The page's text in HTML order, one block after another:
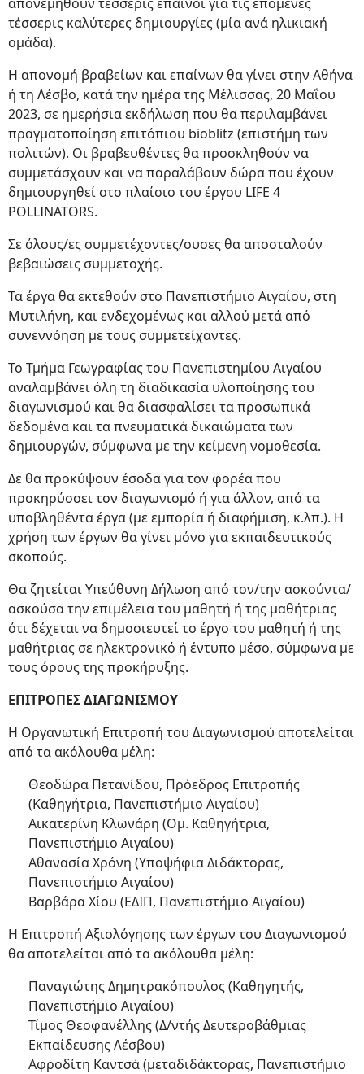
τέσσερις καλύτερες δημιουργίες (μία ανά ηλικιακή
ομάδα).
Η απονομή βραβείων και επαίνων θα γίνει στην Αθήνα
ή τη Λέσβο, κατά την ημέρα της Μέλισσας, 20 Μαΐου
2023, σε ημερήσια εκδήλωση που θα περιλαμβάνει
πραγματοποίηση επιτόπιου bioblitz (επιστήμη των
πολιτών). Οι βραβευθέντες θα προσκληθούν να
συμμετάσχουν και να παραλάβουν δώρα που έχουν
δημιουργηθεί στο πλαίσιο του έργου LIFE 4
POLLINATORS.
Σε όλους/ες συμμετέχοντες/ουσες θα αποσταλούν
βεβαιώσεις συμμετοχής.
Τα έργα θα εκτεθούν στο Πανεπιστήμιο Αιγαίου, στη
Μυτιλήνη, και ενδεχομένως και αλλού μετά από
συνεννόηση με τους συμμετείχαντες.
Το Τμήμα Γεωγραφίας του Πανεπιστημίου Αιγαίου
αναλαμβάνει όλη τη διαδικασία υλοποίησης του
διαγωνισμού και θα διασφαλίσει τα προσωπικά
δεδομένα και τα πνευματικά δικαιώματα των
δημιουργών, σύμφωνα με την κείμενη νομοθεσία.
Δε θα προκύψουν έσοδα για τον φορέα που
προκηρύσσει τον διαγωνισμό ή για άλλον, από τα
υποβληθέντα έργα (με εμπορία ή διαφήμιση, κ.λπ.). Η
χρήση των έργων θα γίνει μόνο για εκπαιδευτικούς
σκοπούς.
Θα ζητείται Υπεύθυνη Δήλωση από τον/την ασκούντα/
ασκούσα την επιμέλεια του μαθητή ή της μαθήτριας
ότι δέχεται να δημοσιευτεί το έργο του μαθητή ή της
μαθήτριας σε ηλεκτρονικό ή έντυπο μέσο, σύμφωνα με
τους όρους της προκήρυξης.
ΕΠΙΤΡΟΠΕΣ ΔΙΑΓΩΝΙΣΜΟΥ
Η Οργανωτική Επιτροπή του Διαγωνισμού αποτελείται
από τα ακόλουθα μέλη:
Θεοδώρα Πετανίδου, Πρόεδρος Επιτροπής
(Καθηγήτρια, Πανεπιστήμιο Αιγαίου)
Αικατερίνη Κλωνάρη (Ομ. Καθηγήτρια,
Πανεπιστήμιο Αιγαίου)
Αθανασία Χρόνη (Υποψήφια Διδάκτορας,
Πανεπιστήμιο Αιγαίου)
Βαρβάρα Χίου (ΕΔΙΠ, Πανεπιστήμιο Αιγαίου)
Η Επιτροπή Αξιολόγησης των έργων του Διαγωνισμού
θα αποτελείται από τα ακόλουθα μέλη:
Παναγιώτης Δημητρακόπουλος (Καθηγητής,
Πανεπιστήμιο Αιγαίου)
Τίμος Θεοφανέλλης (Δ/ντής Δευτεροβάθμιας
Εκπαίδευσης Λέσβου)
Αφροδίτη Καντσά (μεταδιδάκτορας, Πανεπιστήμιο